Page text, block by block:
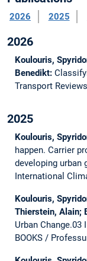
2026 2025
2026
Koulouris,
Benedikt:
Transport
2025
Koulouris,
happen. Carrier
developing urban
International
Koulouris,
Thierstein, Alain;
Urban
BOOKS /